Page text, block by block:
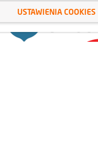
USTAWIENIA COOKIES